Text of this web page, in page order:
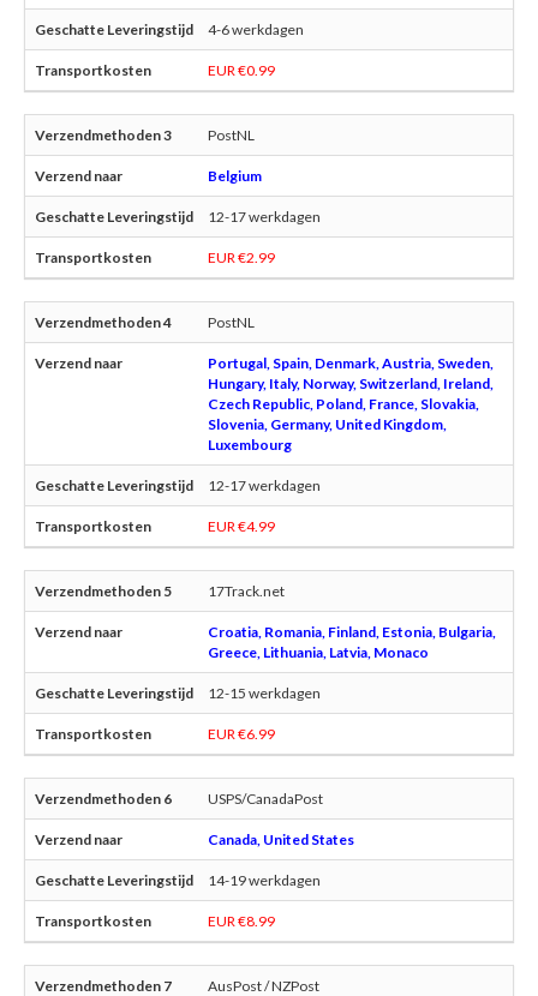
4-6 werkdagen
EUR €0.99
PostNL
Belgium
12-17 werkdagen
EUR €2.99
PostNL
Portugal, Spain, Denmark, Austria, Sweden,
Hungary, Italy, Norway, Switzerland, Ireland,
Czech Republic, Poland, France, Slovakia,
Slovenia, Germany, United Kingdom,
Luxembourg
12-17 werkdagen
EUR €4.99
17Track.net
Croatia, Romania, Finland, Estonia, Bulgaria,
Greece, Lithuania, Latvia, Monaco
12-15 werkdagen
EUR €6.99
USPS/CanadaPost
Canada, United States
14-19 werkdagen
EUR €8.99
AusPost / NZPost